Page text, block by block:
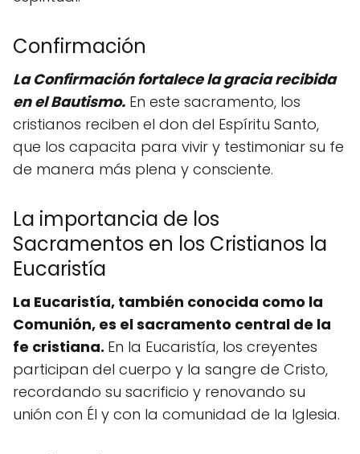
Confirmación
La Confirmación fortalece la gracia recibida
en el Bautismo. En este sacramento, los
cristianos reciben el don del Espíritu Santo,
que los capacita para vivir y testimoniar su fe
de manera más plena y consciente.
La importancia de los
Sacramentos en los Cristianos la
Eucaristía
La Eucaristía, también conocida como la
Comunión, es el sacramento central de la
fe cristiana. En la Eucaristía, los creyentes
participan del cuerpo y la sangre de Cristo,
recordando su sacrificio y renovando su
unión con Él y con la comunidad de la Iglesia.